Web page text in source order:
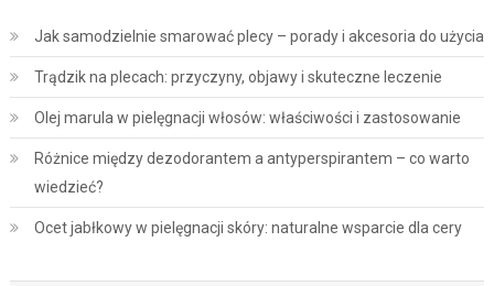
Jak samodzielnie smarować plecy – porady i akcesoria do użycia
Trądzik na plecach: przyczyny, objawy i skuteczne leczenie
Olej marula w pielęgnacji włosów: właściwości i zastosowanie
Różnice między dezodorantem a antyperspirantem – co warto
wiedzieć?
Ocet jabłkowy w pielęgnacji skóry: naturalne wsparcie dla cery